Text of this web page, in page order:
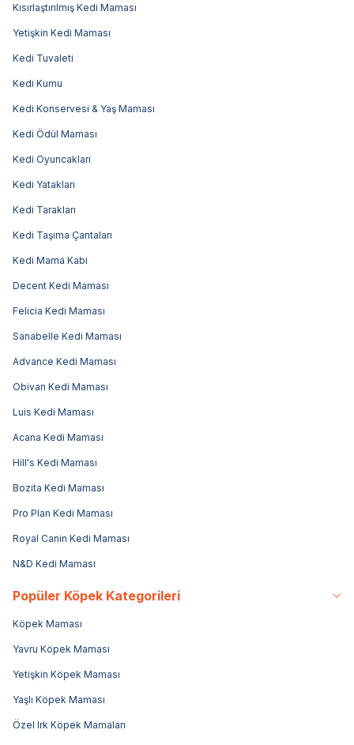
Kısırlaştırılmış Kedi Maması
Yetişkin Kedi Maması
Kedi Tuvaleti
Kedi Kumu
Kedi Konservesi & Yaş Maması
Kedi Ödül Maması
Kedi Oyuncakları
Kedi Yatakları
Kedi Tarakları
Kedi Taşıma Çantaları
Kedi Mama Kabı
Decent Kedi Maması
Felicia Kedi Maması
Sanabelle Kedi Maması
Advance Kedi Maması
Obivan Kedi Maması
Luis Kedi Maması
Acana Kedi Maması
Hill's Kedi Maması
Bozita Kedi Maması
Pro Plan Kedi Maması
Royal Canin Kedi Maması
N&D Kedi Maması
Popüler Köpek Kategorileri
Köpek Maması
Yavru Köpek Maması
Yetişkin Köpek Maması
Yaşlı Köpek Maması
Özel Irk Köpek Mamaları